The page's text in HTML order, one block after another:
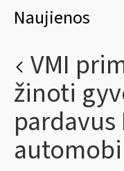
Naujienos
VMI
žinoti
pardavus